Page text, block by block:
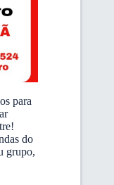
para
do
grupo,